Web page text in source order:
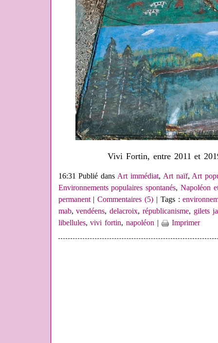
Vivi Fortin, entre 2011 et
16:31 Publié dansArt immédiat, Art naïf,Art
Environnements populaires spontanés,Napoléon
permanent|Commentaires (5) | Tags :
mab,vendéens,delacroix,républicanisme, gilets
libellules,vivi fortin,napoléon | Imprimer